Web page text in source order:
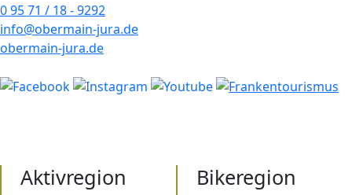
0 95 71 / 18 - 9292
info@obermain-jura.de
obermain-jura.de
Aktivregion Bikeregion